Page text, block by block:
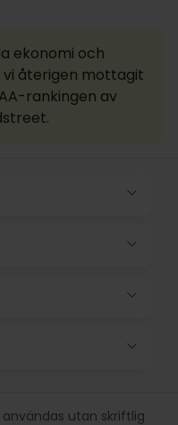
ekonomi och
återigen mottagit
rankingen av
utan skriftlig